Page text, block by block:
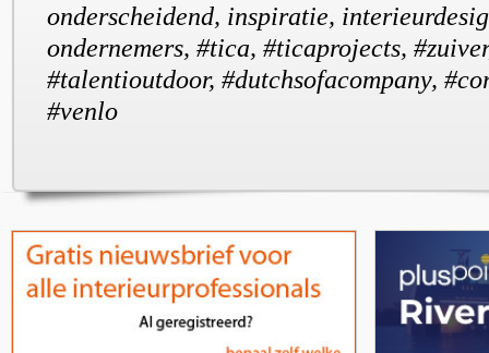
onderscheidend, inspiratie,
ondernemers, #tica, #ticaprojects,
#talentioutdoor, #dutchsofacompany,
#venlo